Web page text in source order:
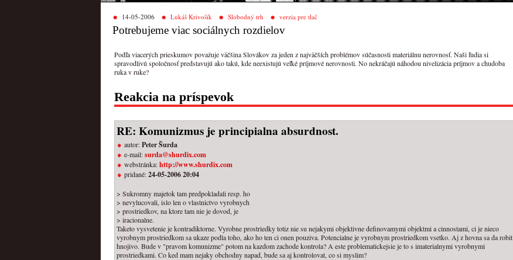
14-05-2006 Lukáš Krivošík Slobodný trh verzia pre tlač
Potrebujeme viac sociálnych rozdielov
Podľa viacerých prieskumov považuje väčšina Slovákov za jeden z najväčších problémov súčasnosti materiálnu nerovnosť. Naši ľudia si
spravodlivú spoločnosť predstavujú ako takú, kde neexistujú veľké príjmové nerovnosti. No nekráčajú náhodou nivelizácia príjmov a chudoba
ruka v ruke?
Reakcia na príspevok
RE: Komunizmus je principialna absurdnost.
autor:Peter Šurda
e-mail:surda@shurdix.com
webstránka:http://www.shurdix.com
pridané:24-05-2006 20:04
> Sukromny majetok tam predpokladali resp. ho
> nevylucovali, islo len o vlastnictvo vyrobnych
> prostriedkov, na ktore tam nie je dovod, je
> iracionalne.
Taketo vysvetenie je kontradiktorne. Vyrobne prostriedky totiz nie su nejakymi objektivne definovamymi objektmi a cinnostami, ci je nieco
vyrobnym prostriedkom sa ukaze podla toho, ako ho ten ci onen pouziva. Potencialne je vyrobnym prostriedkom vsetko. Aj z hovna sa da robit
hnojivo. Bude v "pravom komunizme" potom na kazdom zachode kontrola? A este problematickejsie je to s imaterialnymi vyrobnymi
prostriedkami. Co ked mam nejaky obchodny napad, bude sa aj kontrolovat, co si myslim?